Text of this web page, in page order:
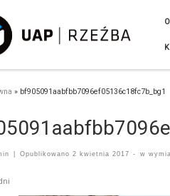
» bf905091aabfbb7096ef05136c18fc7b_bg1
Opublikowano 2 kwietnia 2017 - w
po obrazach